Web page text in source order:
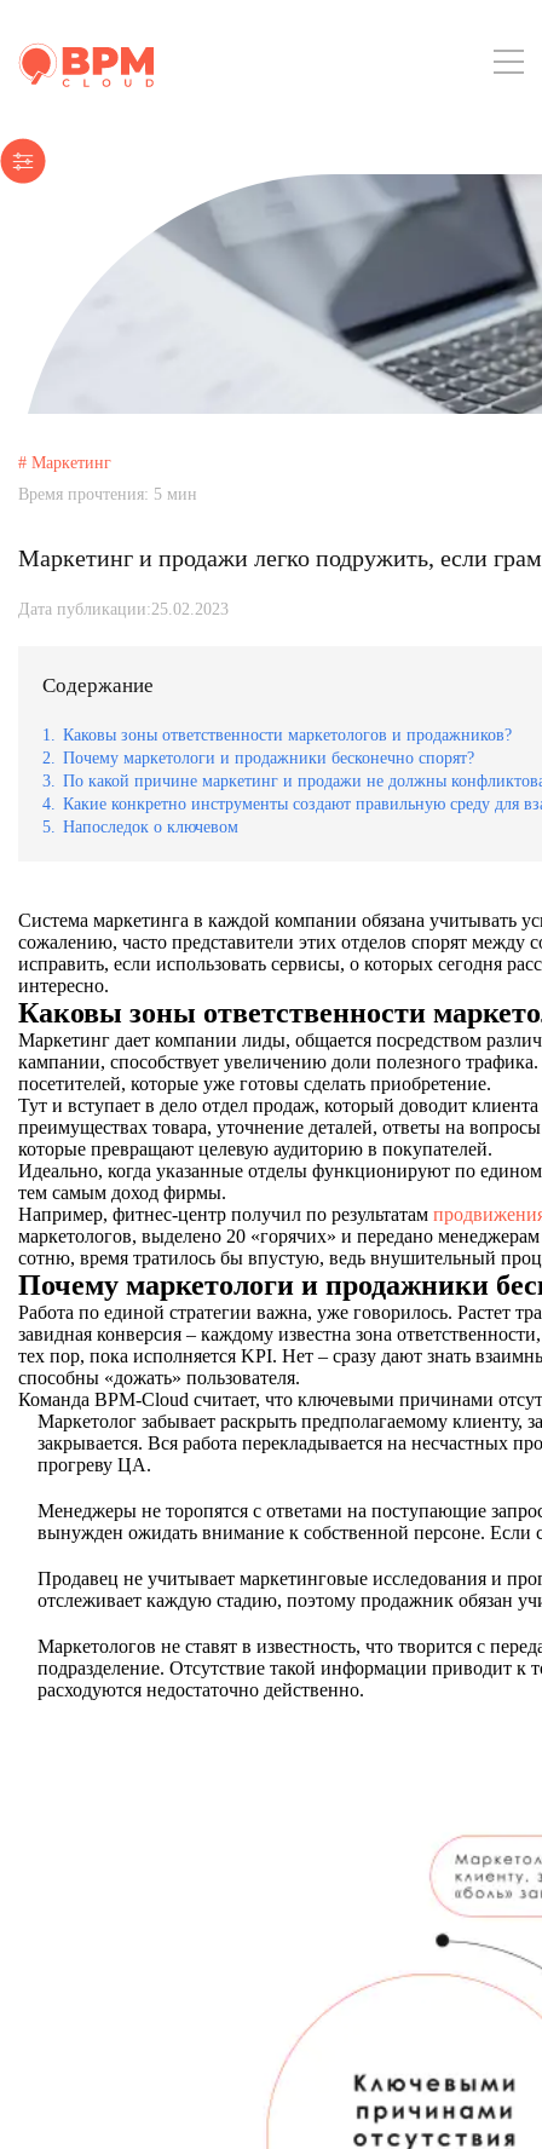
# Маркетинг
Время прочтения: 5 мин
Маркетинг и продажи легко подружить, если
Дата публикации:25.02.2023
Содержание
1.
Каковы зоны ответственности маркетологов и продажников?
2.
Почему маркетологи и продажники бесконечно спорят?
3.
По какой причине маркетинг и продажи не должны
4.
Какие конкретно инструменты создают правильную среду для
5.
Напоследок о ключевом
Система маркетинга в каждой компании обязана учитывать
сожалению, часто представители этих отделов спорят
исправить, если использовать сервисы, о которых сегодня
интересно.
Каковы зоны ответственности
Маркетинг дает компании лиды, общается посредством
кампании, способствует увеличению доли полезного
посетителей, которые уже готовы сделать приобретение.
Тут и вступает в дело отдел продаж, который доводит
преимуществах товара, уточнение деталей, ответы на
которые превращают целевую аудиторию в покупателей.
Идеально, когда указанные отделы функционируют по
тем самым доход фирмы.
Например, фитнес-центр получил по результатам
маркетологов, выделено 20 «горячих» и передано
сотню, время тратилось бы впустую, ведь внушительный
Почему маркетологи и продажники
Работа по единой стратегии важна, уже говорилось. Растет
завидная конверсия – каждому известна зона
тех пор, пока исполняется KPI. Нет – сразу дают знать
способны «дожать» пользователя.
Команда BPM-Cloud считает, что ключевыми причинами
Маркетолог забывает раскрыть предполагаемому клиенту,
закрывается. Вся работа перекладывается на несчастных
прогреву ЦА.
Менеджеры не торопятся с ответами на поступающие
вынужден ожидать внимание к собственной персоне. Если
Продавец не учитывает маркетинговые исследования и
отслеживает каждую стадию, поэтому продажник обязан
Маркетологов не ставят в известность, что творится с
подразделение. Отсутствие такой информации приводит к
расходуются недостаточно действенно.